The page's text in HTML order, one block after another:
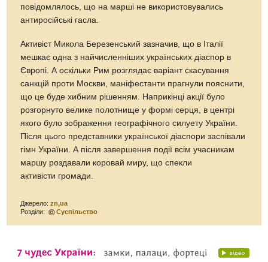
повідомлялось, що на марші не використовувались
антиросійські гасла.
Активіст Микола Березенський зазначив, що в Італії
мешкає одна з найчисленніших українських діаспор в
Європі. А оскільки Рим розглядає варіант скасування
санкцій проти Москви, маніфестанти прагнули пояснити,
що це буде хибним рішенням. Наприкінці акції було
розгорнуто велике полотнище у формі серця, в центрі
якого було зображення географічного силуету України.
Після цього представники української діаспори заспівали
гімн України. А після завершення події всім учасникам
маршу роздавали коровай миру, що спекли
активісти громади.
Джерело:zn,ua
Розділи:
Суспільство